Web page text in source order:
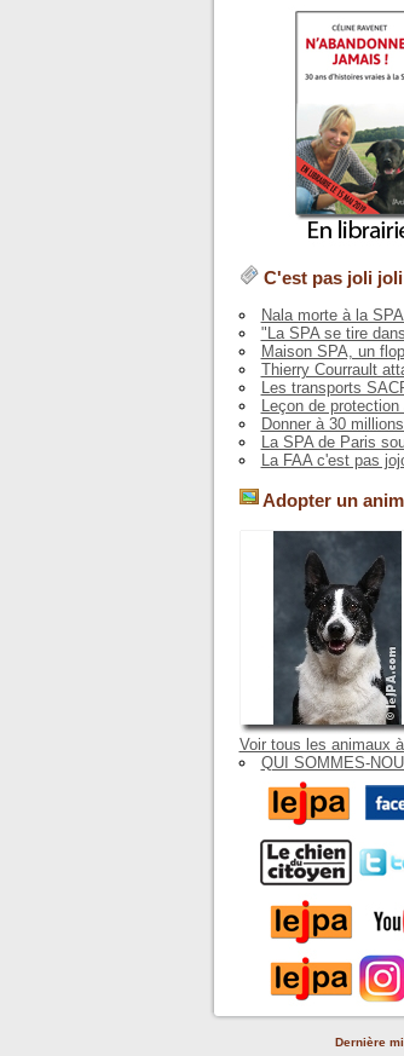
C'est pas joli
Nala morte à la
"La SPA se tire
Maison SPA, un
Thierry Courrault
Les transports
Leçon de protection
Donner à 30
La SPA de Paris
La FAA c'est pas
Adopter un
Voir tous les animaux
QUI SOMMES-
Dernière